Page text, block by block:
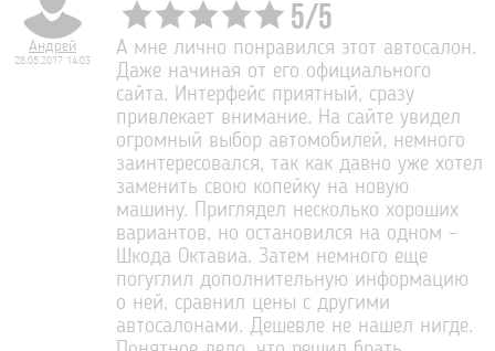
Андрей
28.05.2017 14:03
5/5
А мне лично понравился этот автосалон.
Даже начиная от его официального
сайта. Интерфейс приятный, сразу
привлекает внимание. На сайте увидел
огромный выбор автомобилей, немного
заинтересовался, так как давно уже хотел
заменить свою копейку на новую
машину. Приглядел несколько хороших
вариантов, но остановился на одном -
Шкода Октавиа. Затем немного еще
погуглил дополнительную информацию
о ней, сравнил цены с другими
автосалонами. Дешевле не нашел нигде.